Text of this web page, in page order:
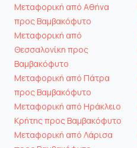
Μεταφορική από Αθήνα
προς Βαμβακόφυτο
Μεταφορική από
Θεσσαλονίκη προς
Βαμβακόφυτο
Μεταφορική από Πάτρα
προς Βαμβακόφυτο
Μεταφορική από Ηράκλειο
Κρήτης προς Βαμβακόφυτο
Μεταφορική από Λάρισα